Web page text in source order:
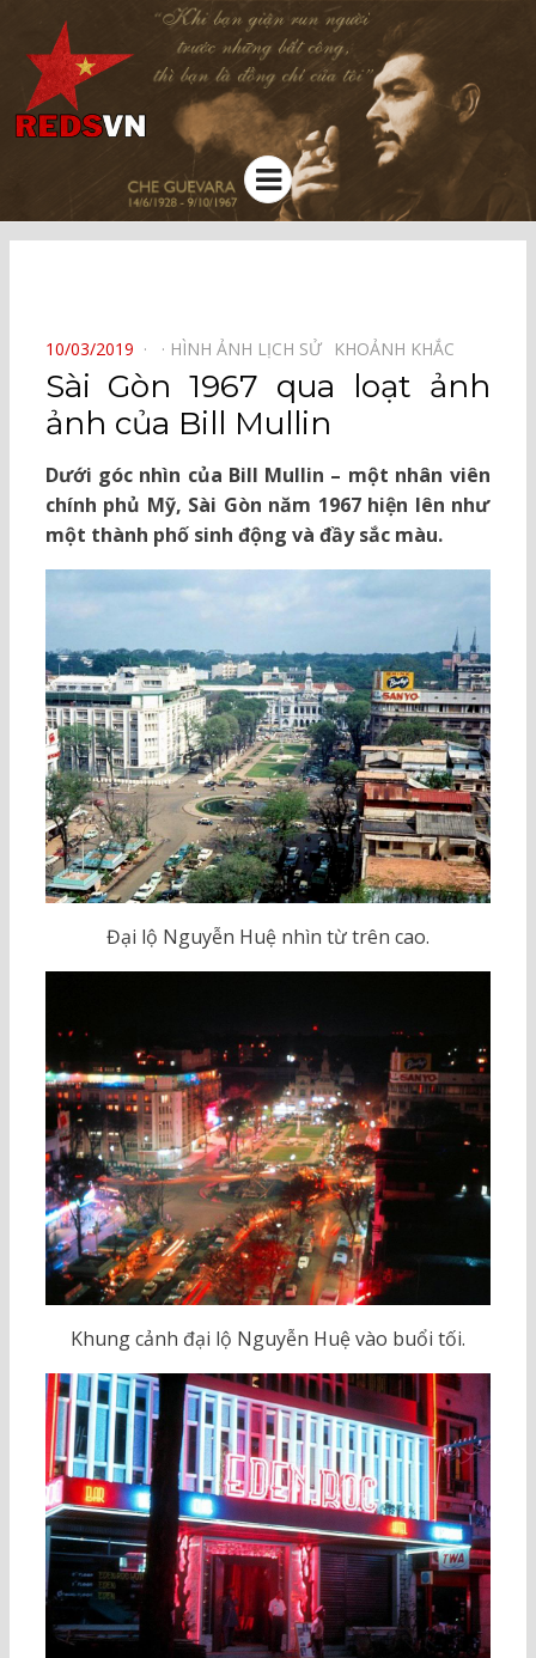
Kênh chia sẻ tri thức cộng đồng
Menu
POSTED
ON
10/03/2019 HÌNH ẢNH LỊCH SỬ⠀ KHOẢNH KHẮC⠀
Sài Gòn 1967 qua loạt ảnh
ảnh của Bill Mullin
Dưới góc nhìn của Bill Mullin – một nhân viên
chính phủ Mỹ, Sài Gòn năm 1967 hiện lên như
một thành phố sinh động và đầy sắc màu.
Đại lộ Nguyễn Huệ nhìn từ trên cao.
Khung cảnh đại lộ Nguyễn Huệ vào buổi tối.